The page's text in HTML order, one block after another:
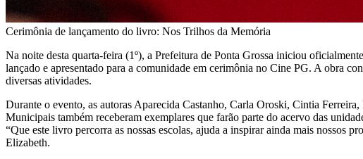
Cerimônia de lançamento do livro: Nos Trilhos da Memória
Na noite desta quarta-feira (1º), a Prefeitura de Ponta Grossa iniciou
lançado e apresentado para a comunidade em cerimônia no Cine PG. A obra
diversas atividades.
Durante o evento, as autoras Aparecida Castanho, Carla Oroski, Cintia
Municipais também receberam exemplares que farão parte do acervo das
“Que este livro percorra as nossas escolas, ajuda a inspirar ainda mais nossos
Elizabeth.